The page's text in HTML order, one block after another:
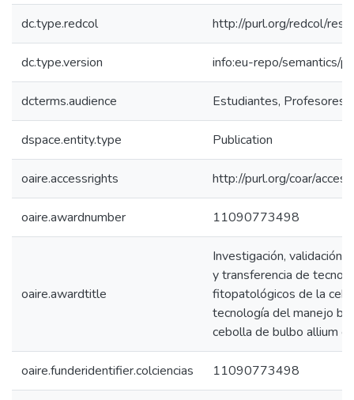
dc.type.redcol http://purl.org/redcol/
dc.type.version info:eu-repo/semantics/
dcterms.audience Estudiantes, Profesores,
dspace.entity.type Publication
oaire.accessrights http://purl.org/coar/
oaire.awardnumber 11090773498
oaire.awardtitle
Investigación, validación
y transferencia de
fitopatológicos de la
tecnología del manejo
cebolla de bulbo allium
oaire.funderidentifier.colciencias 11090773498